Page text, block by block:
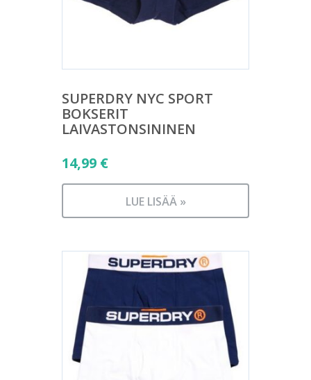
SUPERDRY NYC SPORT
BOKSERIT
LAIVASTONSININEN
14,99 €
LUE LISÄÄ »